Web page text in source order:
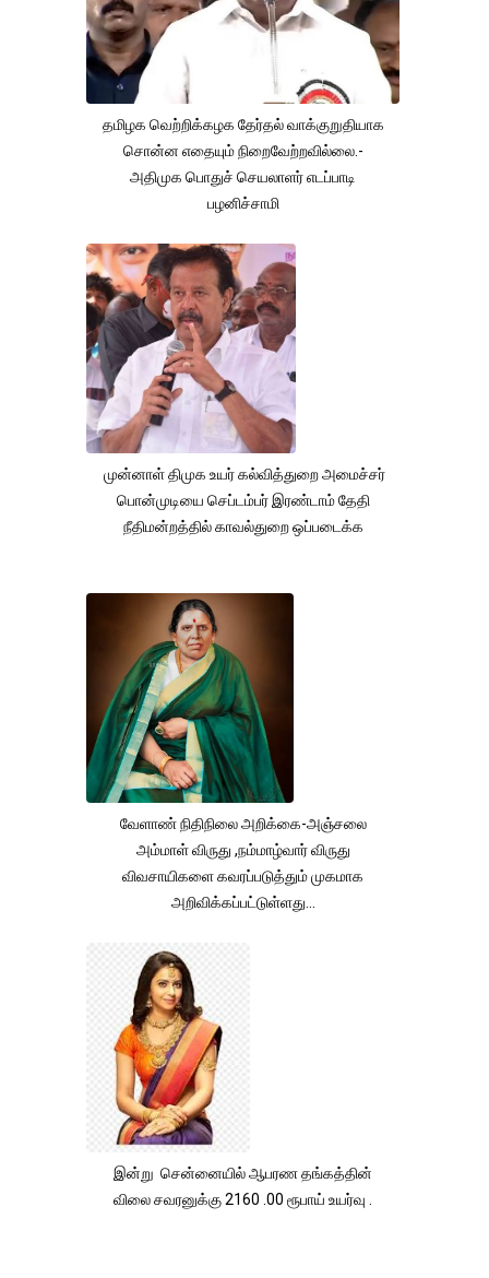
தமிழக வெற்றிக்கழக தேர்தல் வாக்குறுதியாக
சொன்ன எதையும் நிறைவேற்றவில்லை.-
அதிமுக பொதுச் செயலாளர் எடப்பாடி
பழனிச்சாமி
முன்னாள் திமுக உயர் கல்வித்துறை அமைச்சர்
பொன்முடியை செப்டம்பர் இரண்டாம் தேதி
நீதிமன்றத்தில் காவல்துறை ஒப்படைக்க
வேளாண் நிதிநிலை அறிக்கை-அஞ்சலை
அம்மாள் விருது ,நம்மாழ்வார் விருது
விவசாயிகளை கவரப்படுத்தும் முகமாக
அறிவிக்கப்பட்டுள்ளது...
இன்று சென்னையில் ஆபரண தங்கத்தின்
விலை சவரனுக்கு 2160 .00 ரூபாய் உயர்வு .